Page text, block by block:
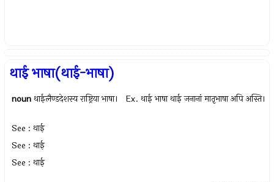
थाई भाषा(थाई-भाषा)
noun थाईलैण्डदेशस्य राष्ट्रिया भाषा। Ex.थाई भाषा थाई जनानां मातृभाषा अपि अस्ति।
See : थाई
See : थाई
See : थाई